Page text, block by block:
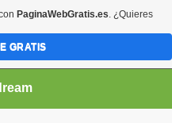
PaginaWebGratis.es. ¿Quieres
GRATIS